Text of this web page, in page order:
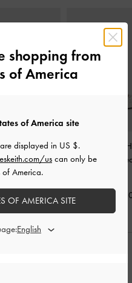
Floral Meja
-White
Sepatu Mules
Embroidered
shopping from
of America
of America site
displayed in US $.
us can only be
of America.
OF AMERICA SITE